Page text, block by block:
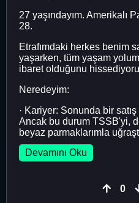
27 yaşındayım. Amerikalı
28.
Etrafımdaki herkes benim
yaşarken, tüm yaşam
ibaret olduğunu
Neredeyim:
· Kariyer: Sonunda bir
Ancak bu durum TSSB'yi,
beyaz parmaklarımla
Devamını Oku
0